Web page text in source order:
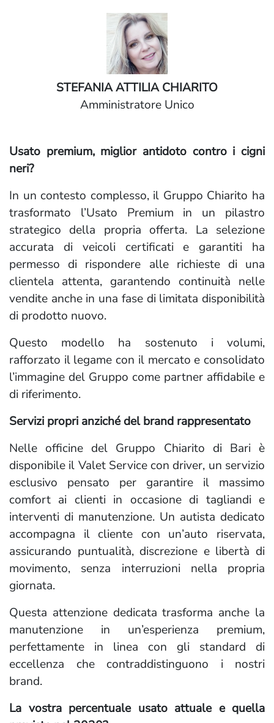
STEFANIA ATTILIA CHIARITO
Amministratore Unico
Usato premium, miglior antidoto contro i cigni
neri?
In un contesto complesso, il Gruppo Chiarito ha
trasformato l’Usato Premium in un pilastro
strategico della propria offerta. La selezione
accurata di veicoli certificati e garantiti ha
permesso di rispondere alle richieste di una
clientela attenta, garantendo continuità nelle
vendite anche in una fase di limitata disponibilità
di prodotto nuovo.
Questo modello ha sostenuto i volumi,
rafforzato il legame con il mercato e consolidato
l’immagine del Gruppo come partner affidabile e
di riferimento.
Servizi propri anziché del brand rappresentato
Nelle officine del Gruppo Chiarito di Bari è
disponibile il Valet Service con driver, un servizio
esclusivo pensato per garantire il massimo
comfort ai clienti in occasione di tagliandi e
interventi di manutenzione. Un autista dedicato
accompagna il cliente con un’auto riservata,
assicurando puntualità, discrezione e libertà di
movimento, senza interruzioni nella propria
giornata.
Questa attenzione dedicata trasforma anche la
manutenzione in un’esperienza premium,
perfettamente in linea con gli standard di
eccellenza che contraddistinguono i nostri
brand.
La vostra percentuale usato attuale e quella